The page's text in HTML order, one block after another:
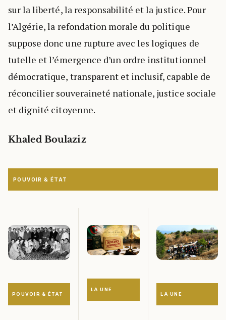
sur la liberté, la responsabilité et la justice. Pour
l’Algérie, la refondation morale du politique
suppose donc une rupture avec les logiques de
tutelle et l’émergence d’un ordre institutionnel
démocratique, transparent et inclusif, capable de
réconcilier souveraineté nationale, justice sociale
et dignité citoyenne.
Khaled Boulaziz
POUVOIR & ÉTAT
POUVOIR & ÉTAT
LA UNE
LA UNE